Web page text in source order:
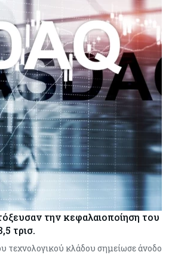
την κεφαλαιοποίηση του
τρισ.
τεχνολογικού κλάδου σημείωσε άνοδο